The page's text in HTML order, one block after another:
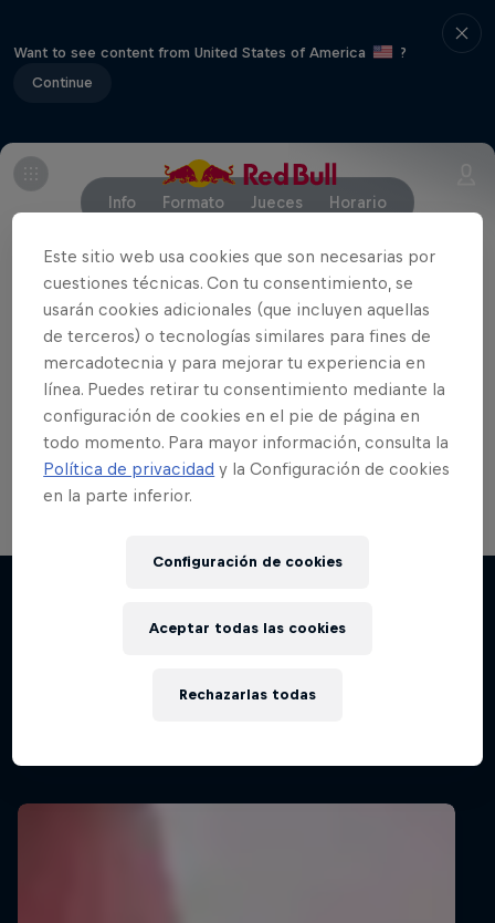
Want to see content from United States of America
?
Continue
Info Formato Jueces Horario
Formato de competición:Batallas de 3 minutos, 2
jugadores, 1 pelota. En total, 24 batallas hasta
coronar a los ganadores.
Participantes: Top16 hombres y Top8 mujeres.
Valoración:
4 jueces, que valorarán la ejecución,
dificultad, originalidad y el total, así como el la
Los sueños de los futbolistas juveniles.
Este sitio web usa cookies que son necesarias por
cuestiones técnicas. Con tu consentimiento, se
usarán cookies adicionales (que incluyen aquellas
de terceros) o tecnologías similares para fines de
mercadotecnia y para mejorar tu experiencia en
línea. Puedes retirar tu consentimiento mediante la
configuración de cookies en el pie de página en
todo momento. Para mayor información, consulta la
Política de privacidad y la Configuración de cookies
en la parte inferior.
Configuración de cookies
Rechazarlas todas
Aceptar todas las cookies